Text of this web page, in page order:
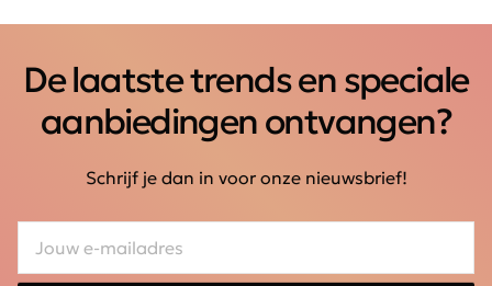
De laatste trends en speciale
aanbiedingen ontvangen?
Schrijf je dan in voor onze nieuwsbrief!